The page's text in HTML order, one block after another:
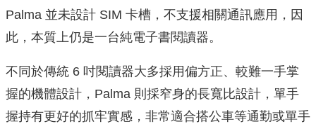
Palma 並未設計 SIM 卡槽，不支援相關通訊應用，因
此，本質上仍是一台純電子書閱讀器。
不同於傳統 6 吋閱讀器大多採用偏方正、較難一手掌
握的機體設計，Palma 則採窄身的長寬比設計，單手
握持有更好的抓牢實感，非常適合搭公車等通勤或單手